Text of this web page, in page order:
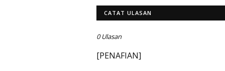
CATAT ULASAN
0 Ulasan
[PENAFIAN]